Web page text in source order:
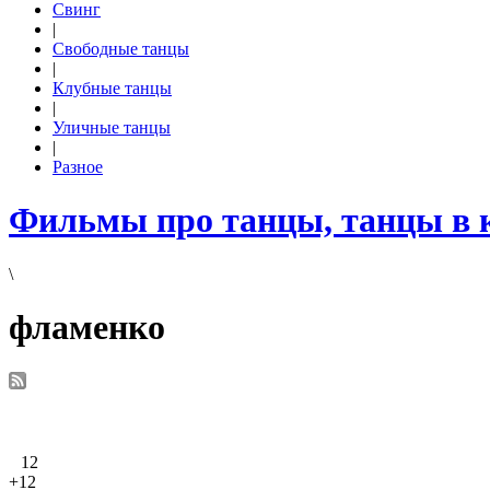
Свинг
|
Свободные танцы
|
Клубные танцы
|
Уличные танцы
|
Разное
Фильмы про танцы, танцы в
\
фламенко
12
+12